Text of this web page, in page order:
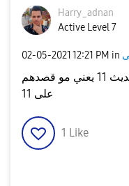
Harry_adnan
Active Level 7
‎02-05-2021 12:21 PM in
ركزي على الكتابة كاتب وأيضا تحديث 11 يعني مو قصدهم
على 11
1 Like